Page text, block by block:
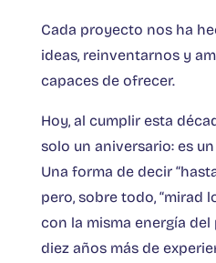
Cada proyecto nos ha
ideas, reinventarnos y
capaces de ofrecer.
Hoy, al cumplir esta
solo un aniversario: es
Una forma de decir
pero, sobre todo, “mirad
con la misma energía
diez años más de